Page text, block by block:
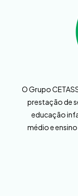
O Grupo
prestação de
educação
médio e